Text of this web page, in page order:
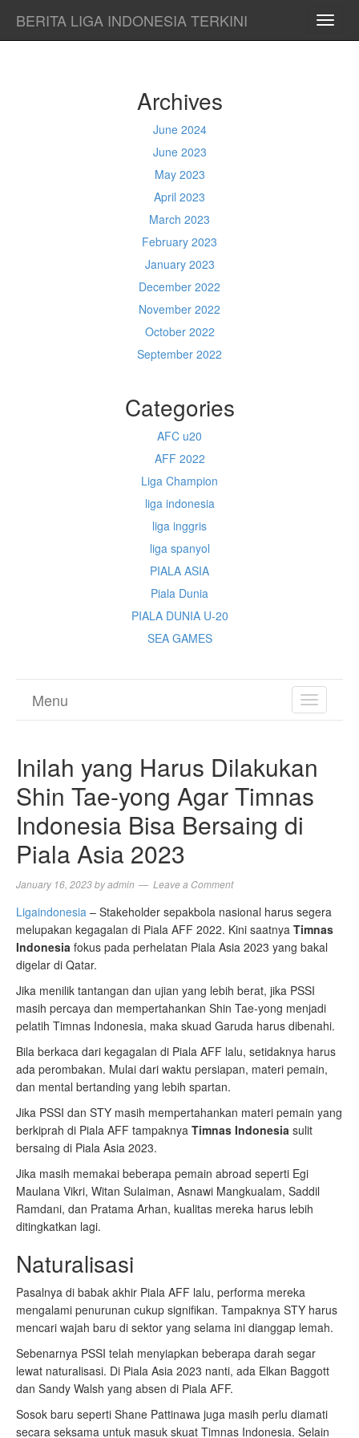
BERITA LIGA INDONESIA TERKINI
Archives
June 2024
June 2023
May 2023
April 2023
March 2023
February 2023
January 2023
December 2022
November 2022
October 2022
September 2022
Categories
AFC u20
AFF 2022
Liga Champion
liga indonesia
liga inggris
liga spanyol
PIALA ASIA
Piala Dunia
PIALA DUNIA U-20
SEA GAMES
TOGGLE
Menu
Inilah yang Harus Dilakukan
Shin Tae-yong Agar Timnas
Indonesia Bisa Bersaing di
Piala Asia 2023
January 16, 2023byadmin Leave a Comment
Ligaindonesia – Stakeholder sepakbola nasional harus segera
melupakan kegagalan di Piala AFF 2022. Kini saatnya Timnas
Indonesia fokus pada perhelatan Piala Asia 2023 yang bakal
digelar di Qatar.
Jika menilik tantangan dan ujian yang lebih berat, jika PSSI
masih percaya dan mempertahankan Shin Tae-yong menjadi
pelatih Timnas Indonesia, maka skuad Garuda harus dibenahi.
Bila berkaca dari kegagalan di Piala AFF lalu, setidaknya harus
ada perombakan. Mulai dari waktu persiapan, materi pemain,
dan mental bertanding yang lebih spartan.
Jika PSSI dan STY masih mempertahankan materi pemain yang
berkiprah di Piala AFF tampaknya Timnas Indonesia sulit
bersaing di Piala Asia 2023.
Jika masih memakai beberapa pemain abroad seperti Egi
Maulana Vikri, Witan Sulaiman, Asnawi Mangkualam, Saddil
Ramdani, dan Pratama Arhan, kualitas mereka harus lebih
ditingkatkan lagi.
Naturalisasi
Pasalnya di babak akhir Piala AFF lalu, performa mereka
mengalami penurunan cukup signifikan. Tampaknya STY harus
mencari wajah baru di sektor yang selama ini dianggap lemah.
Sebenarnya PSSI telah menyiapkan beberapa darah segar
lewat naturalisasi. Di Piala Asia 2023 nanti, ada Elkan Baggott
dan Sandy Walsh yang absen di Piala AFF.
Sosok baru seperti Shane Pattinawa juga masih perlu diamati
secara seksama untuk masuk skuat Timnas Indonesia. Selain